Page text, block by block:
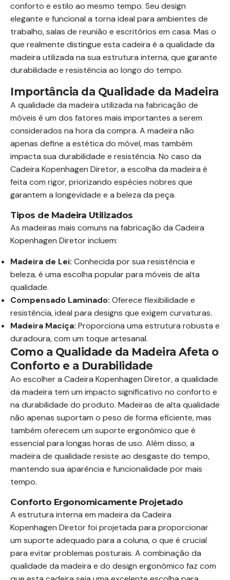
conforto e estilo ao mesmo tempo. Seu design
elegante e funcional a torna ideal para ambientes de
trabalho, salas de reunião e escritórios em casa. Mas o
que realmente distingue esta cadeira é a qualidade da
madeira utilizada na sua estrutura interna, que garante
durabilidade e resistência ao longo do tempo.
Importância da Qualidade da Madeira
A qualidade da madeira utilizada na fabricação de
móveis é um dos fatores mais importantes a serem
considerados na hora da compra. A madeira não
apenas define a estética do móvel, mas também
impacta sua durabilidade e resistência. No caso da
Cadeira Kopenhagen Diretor, a escolha da madeira é
feita com rigor, priorizando espécies nobres que
garantem a longevidade e a beleza da peça.
Tipos de Madeira Utilizados
As madeiras mais comuns na fabricação da Cadeira
Kopenhagen Diretor incluem:
Madeira de Lei: Conhecida por sua resistência e
beleza, é uma escolha popular para móveis de alta
qualidade.
Compensado Laminado: Oferece flexibilidade e
resistência, ideal para designs que exigem curvaturas.
Madeira Maciça: Proporciona uma estrutura robusta e
duradoura, com um toque artesanal.
Como a Qualidade da Madeira Afeta o
Conforto e a Durabilidade
Ao escolher a Cadeira Kopenhagen Diretor, a qualidade
da madeira tem um impacto significativo no conforto e
na durabilidade do produto. Madeiras de alta qualidade
não apenas suportam o peso de forma eficiente, mas
também oferecem um suporte ergonômico que é
essencial para longas horas de uso. Além disso, a
madeira de qualidade resiste ao desgaste do tempo,
mantendo sua aparência e funcionalidade por mais
tempo.
Conforto Ergonomicamente Projetado
A estrutura interna em madeira da Cadeira
Kopenhagen Diretor foi projetada para proporcionar
um suporte adequado para a coluna, o que é crucial
para evitar problemas posturais. A combinação da
qualidade da madeira e do design ergonômico faz com